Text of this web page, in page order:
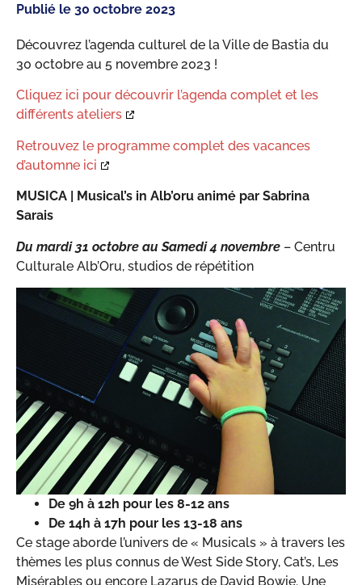
Publié le 30 octobre 2023
Découvrez l’agenda culturel de la Ville de Bastia du
30 octobre au 5 novembre 2023 !
Cliquez ici pour découvrir l’agenda complet et les
différents ateliers
Retrouvez le programme complet des vacances
d’automne ici
MUSICA |
Musical’s in Alb’oru animé par Sabrina
Sarais
Du mardi 31 octobre au Samedi 4 novembre – Centru
Culturale Alb’Oru, studios de répétition
De 9h à 12h pour les 8-12 ans
De 14h à 17h pour les 13-18 ans
Ce stage aborde l’univers de « Musicals » à travers les
thèmes les plus connus de West Side Story, Cat’s, Les
Misérables ou encore Lazarus de David Bowie. Une